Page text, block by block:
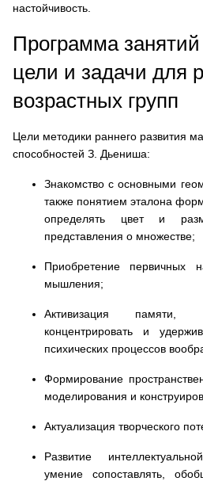
настойчивость.
Программа
цели и задачи для
возрастных групп
Цели методики раннего развития
способностей З. Дьениша:
Знакомство с основными
также понятием эталона
определять цвет и
представления о множестве;
Приобретение первичных
мышления;
Активизация памяти,
концентрировать и
психических процессов
Формирование
моделирования и
Актуализация творческого
Развитие
умение сопоставлять,